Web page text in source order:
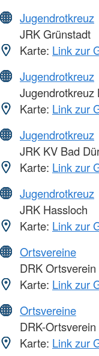
Jugendrotkreuz
JRK Grünstadt
Karte: Link zur
Jugendrotkreuz
Jugendrotkreuz
Karte: Link zur
Jugendrotkreuz
JRK KV Bad
Karte: Link zur
Jugendrotkreuz
JRK Hassloch
Karte: Link zur
Ortsvereine
DRK
Karte: Link zur
Ortsvereine
DRK-
Karte: Link zur